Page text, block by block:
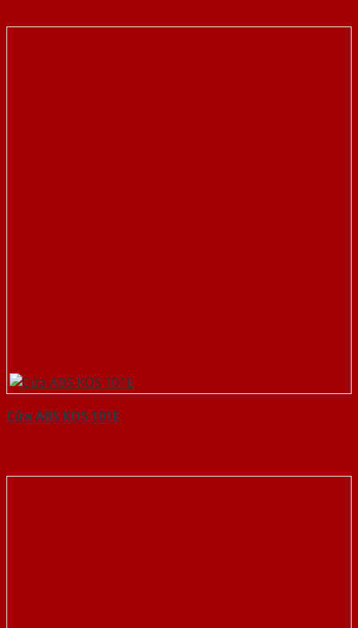
Cửa ABS KOS 101E